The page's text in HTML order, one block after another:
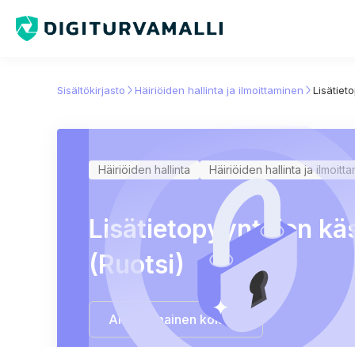
Sisältökirjasto Häiriöiden hallinta ja ilmoittaminen
Häiriöiden hallinta Häiriöiden hallinta ja
Lisätietopyyntöjen
(Ruotsi)
Aloita ilmainen kokeilu